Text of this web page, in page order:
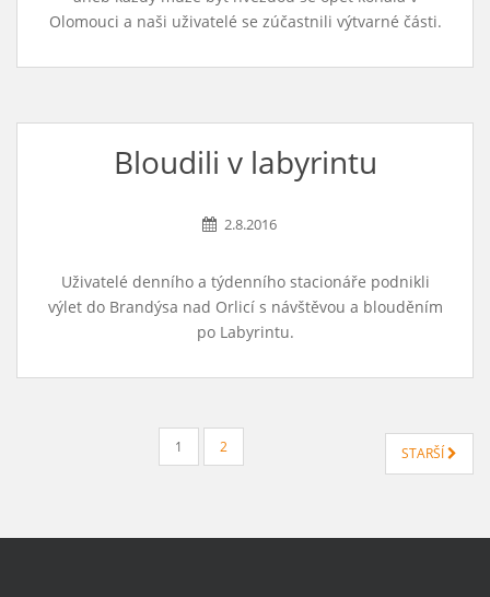
Olomouci a naši uživatelé se zúčastnili výtvarné části.
Bloudili v labyrintu
2.8.2016
Uživatelé denního a týdenního stacionáře podnikli
výlet do Brandýsa nad Orlicí s návštěvou a blouděním
po Labyrintu.
STRÁNKOVÁNÍ1 2 STARŠÍ